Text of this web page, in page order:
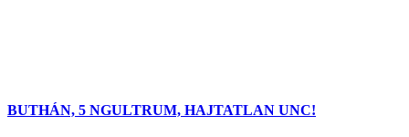
BUTHÁN, 5 NGULTRUM, HAJTATLAN UNC!